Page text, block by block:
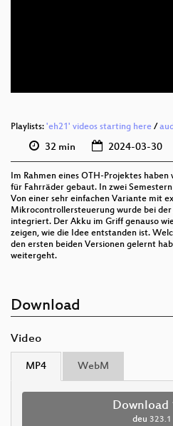
Playlists: 'eh21' videos starting here /
32 min 2024-03-30
Im Rahmen eines OTH-Projektes
für Fahrräder gebaut. In zwei
Von einer sehr einfachen Variante mit
Mikrocontrollersteuerung wurde bei
integriert. Der Akku im Griff genauso
zeigen, wie die Idee entstanden ist.
den ersten beiden Versionen gelernt
weitergeht.
Download
Video
MP4 WebM
Download
deu